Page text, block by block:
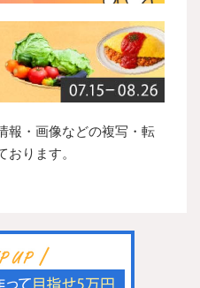
報・画像などの複写・転
おります。